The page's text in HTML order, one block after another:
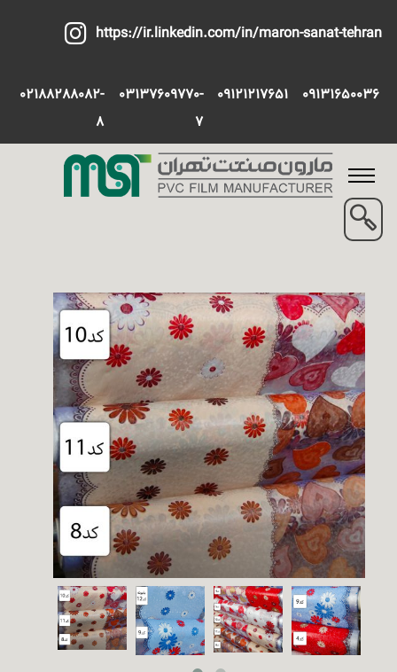
https://ir.linkedin.com/in/maron-sanat-tehran
09131650036
09121217651
03137609770-
7
02188288082-
8